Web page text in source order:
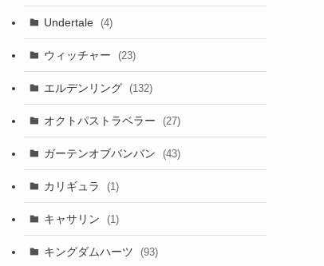
Undertale (4)
ウィッチャー (23)
エルデンリング (132)
オクトパストラベラー (27)
ガーテンオブバンバン (43)
カリギュラ (1)
キャサリン (1)
キングダムハーツ (93)